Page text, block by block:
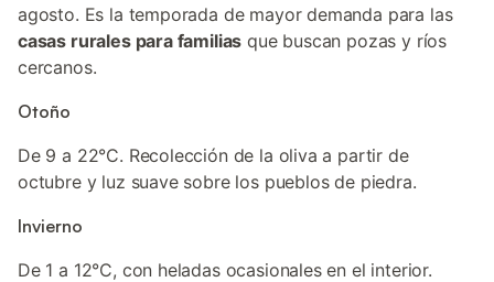
agosto. Es la temporada de mayor demanda para las
casas rurales para familias que buscan pozas y ríos
cercanos.
Otoño
De 9 a 22°C. Recolección de la oliva a partir de
octubre y luz suave sobre los pueblos de piedra.
Invierno
De 1 a 12°C, con heladas ocasionales en el interior.